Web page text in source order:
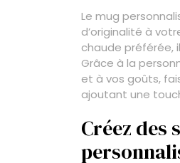
Le mug
d’originalité à
chaude préférée,
Grâce à la
et à vos goûts,
ajoutant une
Créez des